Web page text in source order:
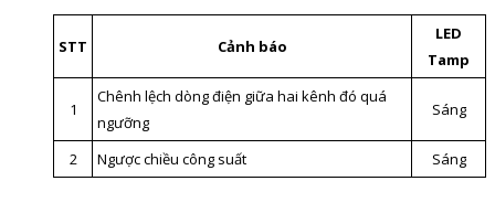
STT Cảnh báo
LED
Tamp
1
Chênh lệch dòng điện giữa hai kênh đó quá
ngưỡng
Sáng
2 Ngược chiều công suất Sáng